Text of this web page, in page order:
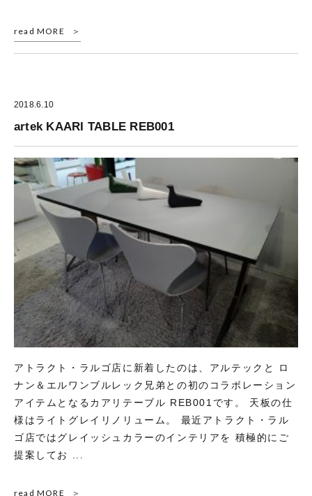
read MORE
2018.6.10
artek KAARI TABLE REB001
アトラクト・ラルゴ店に新着したのは、アルテックと ロ
ナン＆エルワンブルレック兄弟との初のコラボレーション
アイテムとなるカアリテーブル REB001です。 天板の仕
様はライトグレイリノリューム。 最近アトラクト・ラル
ゴ店ではグレイッシュカラーのインテリアを 積極的にご
提案してお ...
read MORE